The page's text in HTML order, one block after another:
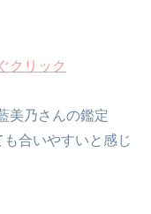
クリック
美乃さんの鑑定
も合いやすいと感じ